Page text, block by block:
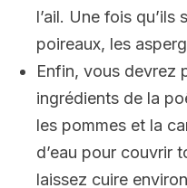
l’ail. Une fois
poireaux, les
Enfin, vous devrez
ingrédients de la
les pommes et la
d’eau pour couvrir
laissez cuire